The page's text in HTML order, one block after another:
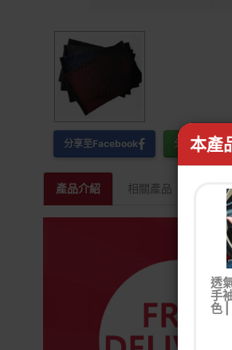
分享至Facebook 分享至
產品介紹 相關產品
本產
透
手
色